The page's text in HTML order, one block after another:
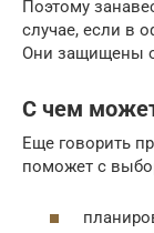
Поэтому
случае, если в
Они защищены
С чем
Еще говорить
поможет с